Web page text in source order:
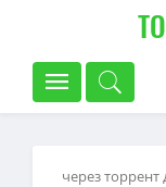
через торрент